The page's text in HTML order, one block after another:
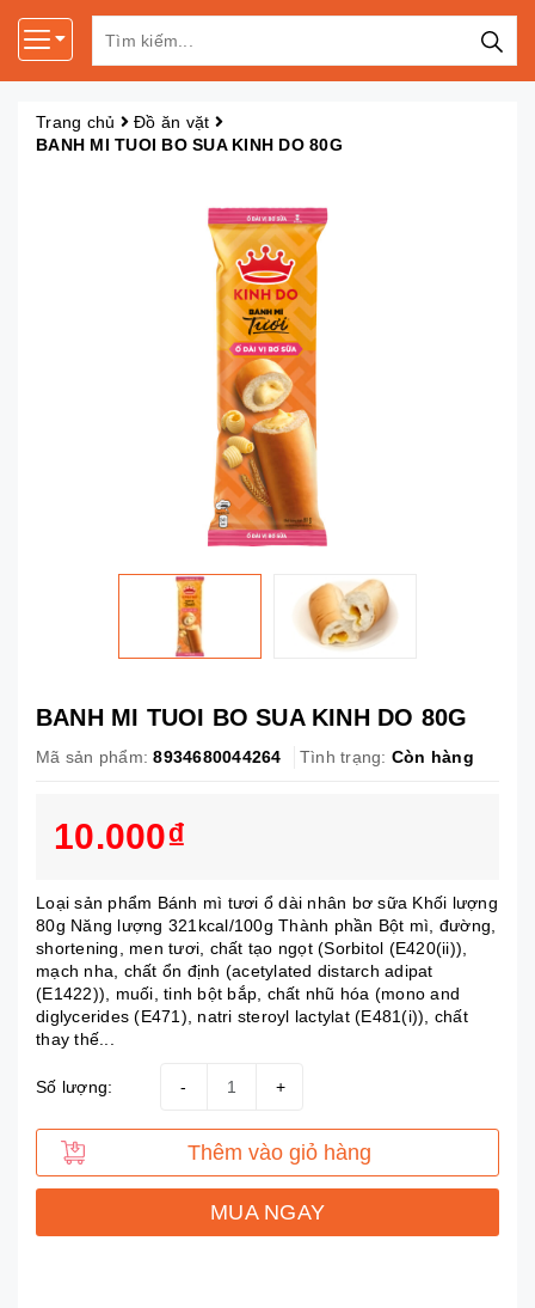
Trang chủ
Đồ ăn vặt
BANH MI TUOI BO SUA KINH DO 80G
BANH MI TUOI BO SUA KINH DO 80G
Mã sản phẩm: 8934680044264 Tình trạng: Còn hàng
10.000₫
Loại sản phẩm Bánh mì tươi ổ dài nhân bơ sữa Khối lượng
80g Năng lượng 321kcal/100g Thành phần Bột mì, đường,
shortening, men tươi, chất tạo ngọt (Sorbitol (E420(ii)),
mạch nha, chất ổn định (acetylated distarch adipat
(E1422)), muối, tinh bột bắp, chất nhũ hóa (mono and
diglycerides (E471), natri steroyl lactylat (E481(i)), chất
thay thế...
Số lượng: +
-
Thêm vào giỏ hàng
MUA NGAY